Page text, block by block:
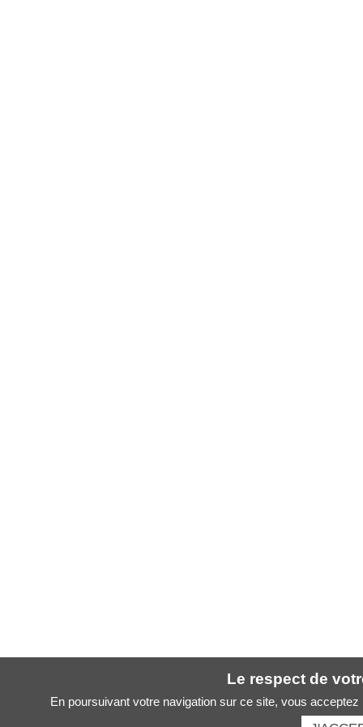
Le respect de
En poursuivant votre navigation sur ce site, vous